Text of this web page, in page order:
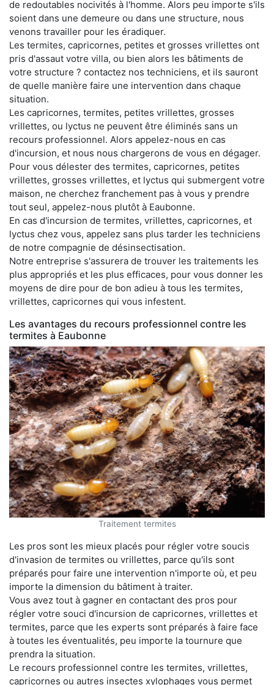
de redoutables nocivités à l'homme. Alors peu importe s'ils
soient dans une demeure ou dans une structure, nous
venons travailler pour les éradiquer.
Les termites, capricornes, petites et grosses vrillettes ont
pris d'assaut votre villa, ou bien alors les bâtiments de
votre structure ? contactez nos techniciens, et ils sauront
de quelle manière faire une intervention dans chaque
situation.
Les capricornes, termites, petites vrillettes, grosses
vrillettes, ou lyctus ne peuvent être éliminés sans un
recours professionnel. Alors appelez-nous en cas
d'incursion, et nous nous chargerons de vous en dégager.
Pour vous délester des termites, capricornes, petites
vrillettes, grosses vrillettes, et lyctus qui submergent votre
maison, ne cherchez franchement pas à vous y prendre
tout seul, appelez-nous plutôt à Eaubonne.
En cas d'incursion de termites, vrillettes, capricornes, et
lyctus chez vous, appelez sans plus tarder les techniciens
de notre compagnie de désinsectisation.
Notre entreprise s'assurera de trouver les traitements les
plus appropriés et les plus efficaces, pour vous donner les
moyens de dire pour de bon adieu à tous les termites,
vrillettes, capricornes qui vous infestent.
Les avantages du recours professionnel contre les
termites à Eaubonne
Traitement termites
Les pros sont les mieux placés pour régler votre soucis
d'invasion de termites ou vrillettes, parce qu'ils sont
préparés pour faire une intervention n'importe où, et peu
importe la dimension du bâtiment à traiter.
Vous avez tout à gagner en contactant des pros pour
régler votre souci d'incursion de capricornes, vrillettes et
termites, parce que les experts sont préparés à faire face
à toutes les éventualités, peu importe la tournure que
prendra la situation.
Le recours professionnel contre les termites, vrillettes,
capricornes ou autres insectes xylophages vous permet